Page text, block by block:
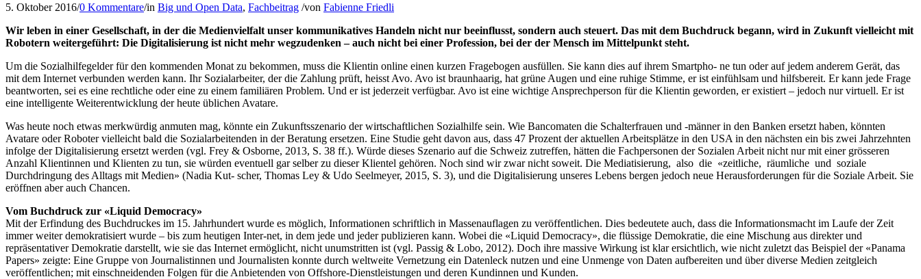
5. Oktober 2016/0 Kommentare/in Big und Open Data, Fachbeitrag /von Fabienne Friedli
Wir leben in einer Gesellschaft, in der die Medienvielfalt unser kommunikatives Handeln nicht nur beeinflusst, sondern auch steuert. Das mit dem Buchdruck begann, wird in Zukunft vielleicht mit
Robotern weitergeführt: Die Digitalisierung ist nicht mehr wegzudenken – auch nicht bei einer Profession, bei der der Mensch im Mittelpunkt steht.
Um die Sozialhilfegelder für den kommenden Monat zu bekommen, muss die Klientin online einen kurzen Fragebogen ausfüllen. Sie kann dies auf ihrem Smartpho- ne tun oder auf jedem anderem Gerät, das
mit dem Internet verbunden werden kann. Ihr Sozialarbeiter, der die Zahlung prüft, heisst Avo. Avo ist braunhaarig, hat grüne Augen und eine ruhige Stimme, er ist einfühlsam und hilfsbereit. Er kann jede Frage
beantworten, sei es eine rechtliche oder eine zu einem familiären Problem. Und er ist jederzeit verfügbar. Avo ist eine wichtige Ansprechperson für die Klientin geworden, er existiert – jedoch nur virtuell. Er ist
eine intelligente Weiterentwicklung der heute üblichen Avatare.
Was heute noch etwas merkwürdig anmuten mag, könnte ein Zukunftsszenario der wirtschaftlichen Sozialhilfe sein. Wie Bancomaten die Schalterfrauen und -männer in den Banken ersetzt haben, könnten
Avatare oder Roboter vielleicht bald die Sozialarbeitenden in der Beratung ersetzen. Eine Studie geht davon aus, dass 47 Prozent der aktuellen Arbeitsplätze in den USA in den nächsten ein bis zwei Jahrzehnten
infolge der Digitalisierung ersetzt werden (vgl. Frey & Osborne, 2013, S. 38 ff.). Würde dieses Szenario auf die Schweiz zutreffen, hätten die Fachpersonen der Sozialen Arbeit nicht nur mit einer grösseren
Anzahl Klientinnen und Klienten zu tun, sie würden eventuell gar selber zu dieser Klientel gehören. Noch sind wir zwar nicht soweit. Die Mediatisierung, also die «zeitliche, räumliche und soziale
Durchdringung des Alltags mit Medien» (Nadia Kut- scher, Thomas Ley & Udo Seelmeyer, 2015, S. 3), und die Digitalisierung unseres Lebens bergen jedoch neue Herausforderungen für die Soziale Arbeit. Sie
eröffnen aber auch Chancen.
Vom Buchdruck zur «Liquid Democracy»
Mit der Erfindung des Buchdruckes im 15. Jahrhundert wurde es möglich, Informationen schriftlich in Massenauflagen zu veröffentlichen. Dies bedeutete auch, dass die Informationsmacht im Laufe der Zeit
immer weiter demokratisiert wurde – bis zum heutigen Inter-net, in dem jede und jeder publizieren kann. Wobei die «Liquid Democracy», die flüssige Demokratie, die eine Mischung aus direkter und
repräsentativer Demokratie darstellt, wie sie das Internet ermöglicht, nicht unumstritten ist (vgl. Passig & Lobo, 2012). Doch ihre massive Wirkung ist klar ersichtlich, wie nicht zuletzt das Beispiel der «Panama
Papers» zeigte: Eine Gruppe von Journalistinnen und Journalisten konnte durch weltweite Vernetzung ein Datenleck nutzen und eine Unmenge von Daten aufbereiten und über diverse Medien zeitgleich
veröffentlichen; mit einschneidenden Folgen für die Anbietenden von Offshore-Dienstleistungen und deren Kundinnen und Kunden.